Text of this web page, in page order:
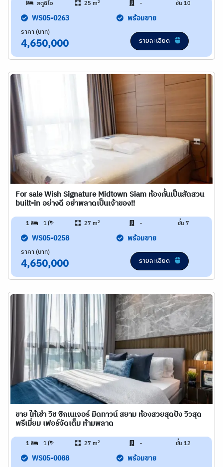
สตูดิโอ 25 m2 - ชั้น 10
WS05-0263 พร้อมขาย
ราคา (บาท)
4,650,000 รายละเอียด
For sale Wish Signature Midtown Siam ห้องกั้นเป็นสัดสวน
built-in อย่างดี อย่าพลาดเป็นเจ้าของ!!
1 1 27 m2 - ชั้น 7
WS05-0258 พร้อมขาย
ราคา (บาท)
4,650,000 รายละเอียด
ขาย ให้เช่า วิช ซิกเนเจอร์ มิดทาวน์ สยาม ห้องสวยสุดปัง วิวสุด
พรีเมี่ยม เฟอร์จัดเต็ม ห้ามพลาด
1 1 27 m2 - ชั้น 12
WS05-0088 พร้อมขาย